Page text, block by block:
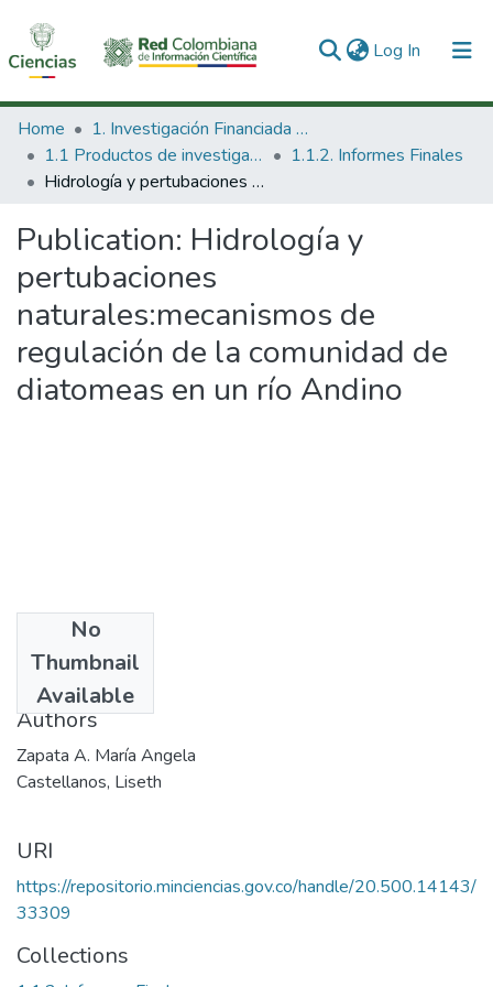
Log In (current)
Communities & Collections
All of DSpace
Home
1. Investigación Financiada con Recursos Públicos
1.1 Productos de investigación
1.1.2. Informes Finales
Hidrología y pertubaciones naturales:mecanismos de regulación de la comunidad de diatomeas en un río Andino
Publication: Hidrología y
pertubaciones
naturales:mecanismos de
regulación de la comunidad de
diatomeas en un río Andino
No
Thumbnail
Available
2004
Authors
Zapata A. María Angela
Castellanos, Liseth
URI
https://repositorio.minciencias.gov.co/handle/20.500.14143/
33309
Collections